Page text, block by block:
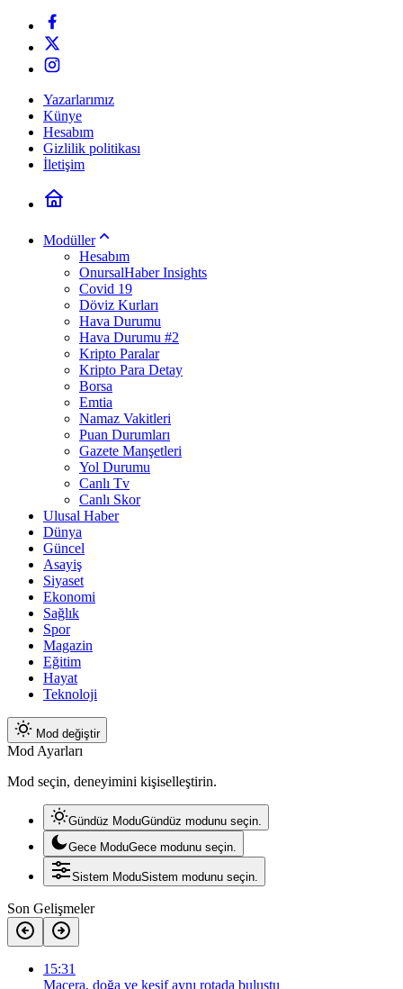
Yazarlarımız
Künye
Hesabım
Gizlilik politikası
İletişim
Modüller
Hesabım
OnursalHaber Insights
Covid 19
Döviz Kurları
Hava Durumu
Hava Durumu #2
Kripto Paralar
Kripto Para Detay
Borsa
Emtia
Namaz Vakitleri
Puan Durumları
Gazete Manşetleri
Yol Durumu
Canlı Tv
Canlı Skor
Ulusal Haber
Dünya
Güncel
Asayiş
Siyaset
Ekonomi
Sağlık
Spor
Magazin
Eğitim
Hayat
Teknoloji
Mod değiştir
Mod Ayarları
Mod seçin, deneyimini kişiselleştirin.
Gündüz ModuGündüz modunu seçin.
Gece ModuGece modunu seçin.
Sistem ModuSistem modunu seçin.
Son Gelişmeler
15:31
Macera, doğa ve keşif aynı rotada buluştu